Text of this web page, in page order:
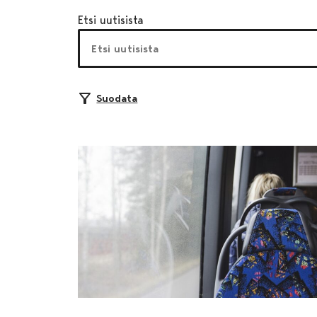
Etsi uutisista
Suodata